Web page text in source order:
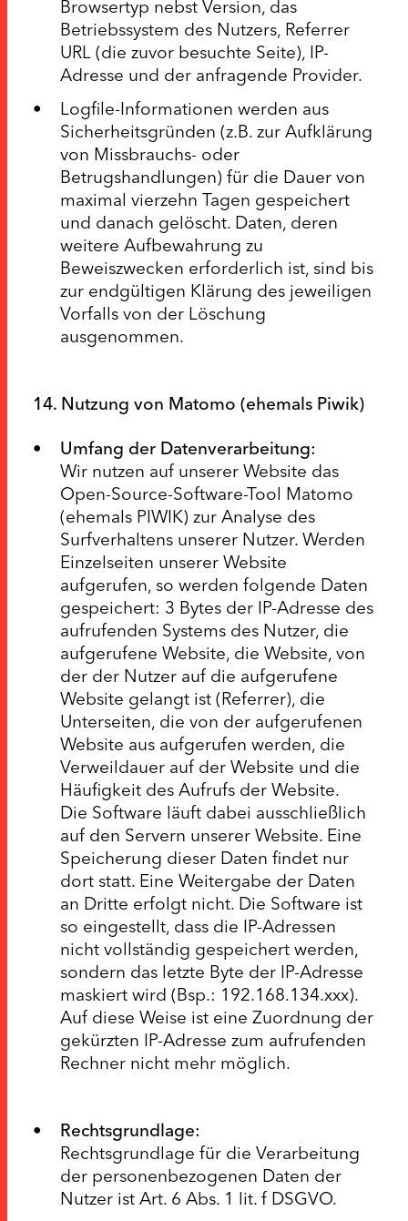
Browsertyp nebst Version, das
Betriebssystem des Nutzers, Referrer
URL (die zuvor besuchte Seite), IP-
Adresse und der anfragende Provider.
Logfile-Informationen werden aus
Sicherheitsgründen (z.B. zur Aufklärung
von Missbrauchs- oder
Betrugshandlungen) für die Dauer von
maximal vierzehn Tagen gespeichert
und danach gelöscht. Daten, deren
weitere Aufbewahrung zu
Beweiszwecken erforderlich ist, sind bis
zur endgültigen Klärung des jeweiligen
Vorfalls von der Löschung
ausgenommen.
14. Nutzung von Matomo (ehemals Piwik)
Umfang der Datenverarbeitung:
Wir nutzen auf unserer Website das
Open-Source-Software-Tool Matomo
(ehemals PIWIK) zur Analyse des
Surfverhaltens unserer Nutzer. Werden
Einzelseiten unserer Website
aufgerufen, so werden folgende Daten
gespeichert: 3 Bytes der IP-Adresse des
aufrufenden Systems des Nutzer, die
aufgerufene Website, die Website, von
der der Nutzer auf die aufgerufene
Website gelangt ist (Referrer), die
Unterseiten, die von der aufgerufenen
Website aus aufgerufen werden, die
Verweildauer auf der Website und die
Häufigkeit des Aufrufs der Website.
Die Software läuft dabei ausschließlich
auf den Servern unserer Website. Eine
Speicherung dieser Daten findet nur
dort statt. Eine Weitergabe der Daten
an Dritte erfolgt nicht. Die Software ist
so eingestellt, dass die IP-Adressen
nicht vollständig gespeichert werden,
sondern das letzte Byte der IP-Adresse
maskiert wird (Bsp.: 192.168.134.xxx).
Auf diese Weise ist eine Zuordnung der
gekürzten IP-Adresse zum aufrufenden
Rechner nicht mehr möglich.
Rechtsgrundlage:
Rechtsgrundlage für die Verarbeitung
der personenbezogenen Daten der
Nutzer ist Art. 6 Abs. 1 lit. f DSGVO.